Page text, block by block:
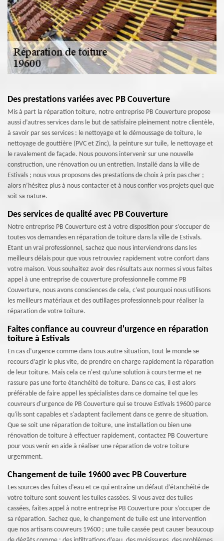
Des prestations variées avec PB Couverture
Mis à part la réparation toiture, notre entreprise PB Couverture propose
aussi d’autres services dans le but de satisfaire pleinement notre clientèle,
à savoir par ses services : le nettoyage et le démoussage de toiture, le
nettoyage de gouttière (PVC et Zinc), la peinture sur tuile, le nettoyage et
le ravalement de façade. Nous pouvons intervenir sur une nouvelle
construction, une rénovation ou un entretien. Installé dans la ville de
Estivals ; nous vous proposons des prestations de choix à prix pas cher ;
alors n’hésitez plus à nous contacter et à nous confier vos projets quel que
soit sa nature.
Des services de qualité avec PB Couverture
Notre entreprise PB Couverture est à votre disposition pour s’occuper de
toutes vos demandes en réparation de toiture dans la ville de Estivals.
Etant un vrai professionnel, sachez que nous interviendrons dans les
meilleurs délais pour que vous retrouviez rapidement votre confort dans
votre maison. Vous souhaitez avoir des résultats aux normes si vous faites
appel à une entreprise de couverture professionnelle comme PB
Couverture, nous avons consciences de cela, c’est pourquoi nous utilisons
les meilleurs matériaux et des outillages professionnels pour réaliser la
réparation de votre toiture.
Faites confiance au couvreur d'urgence en réparation
toiture à Estivals
En cas d’urgence comme dans tous autre situation, tout le monde se
recours d’agir le plus vite, de prendre en charge rapidement la réparation
de leur toiture. Mais cela ce n'est qu'une solution à cours terme et ne
rassure pas une forte étanchéité de toiture. Dans ce cas, il est alors
préférable de faire appel les spécialistes dans ce domaine tel que les
couvreurs d'urgence de PB Couverture qui se trouve Estivals 19600 parce
qu'ils sont capables et s'adaptent facilement dans ce genre de situation.
Que se soit une réparation de toiture, une installation ou bien une
rénovation de toiture à effectuer rapidement, contactez PB Couverture
pour vous venir en aide à réaliser une réparation de votre toiture
urgemment.
Changement de tuile 19600 avec PB Couverture
Les sources des fuites d’eau et ce qui entraîne un défaut d’étanchéité de
votre toiture sont souvent les tuiles cassées. Si vous avez des tuiles
cassées, faites appel à notre entreprise PB Couverture pour s’occuper de
sa réparation. Sachez que, le changement de tuile est une intervention
que nos artisans couvreurs 19600 ; une tuile cassée peut causer beaucoup